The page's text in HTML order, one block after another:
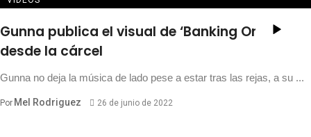
Gunna publica el visual de ‘Banking On Me’
desde la cárcel
Gunna no deja la música de lado pese a estar tras las rejas, a su ...
Por Mel Rodriguez 26 de junio de 2022